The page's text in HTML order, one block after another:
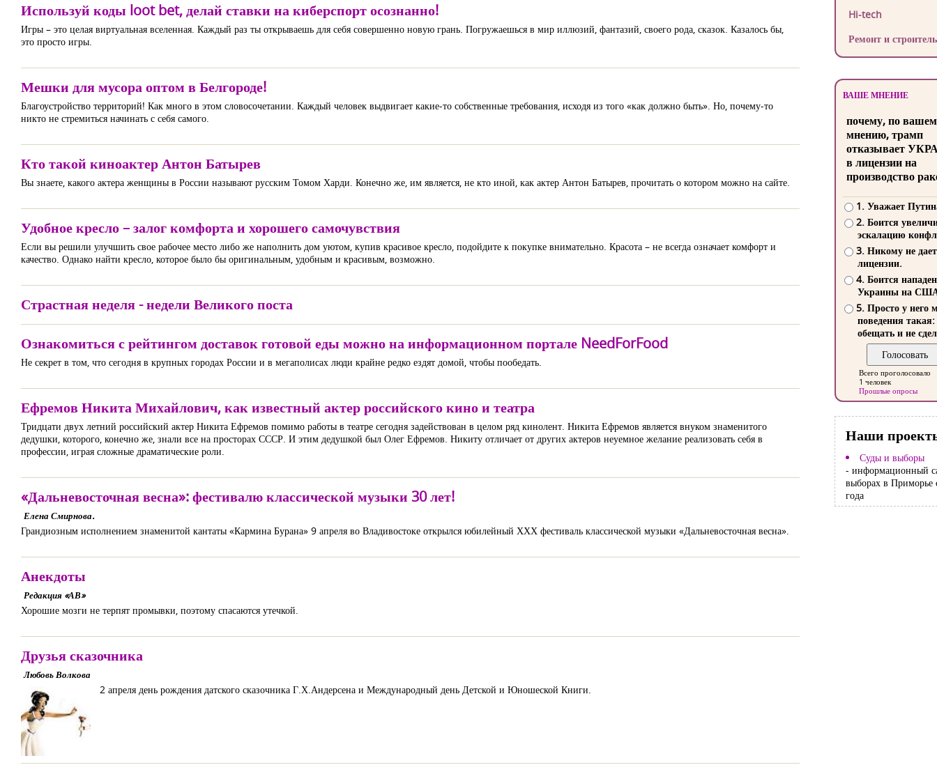
Используй коды loot bet, делай ставки на киберспорт осознанно!
Игры – это целая виртуальная вселенная. Каждый раз ты открываешь для себя совершенно новую грань. Погружаешься в мир иллюзий, фантазий, своего рода, сказок. Казалось бы,
это просто игры.
Мешки для мусора оптом в Белгороде!
Благоустройство территорий! Как много в этом словосочетании. Каждый человек выдвигает какие-то собственные требования, исходя из того «как должно быть». Но, почему-то
никто не стремиться начинать с себя самого.
Кто такой киноактер Антон Батырев
Вы знаете, какого актера женщины в России называют русским Томом Харди. Конечно же, им является, не кто иной, как актер Антон Батырев, прочитать о котором можно на сайте.
Удобное кресло – залог комфорта и хорошего самочувствия
Если вы решили улучшить свое рабочее место либо же наполнить дом уютом, купив красивое кресло, подойдите к покупке внимательно. Красота – не всегда означает комфорт и
качество. Однако найти кресло, которое было бы оригинальным, удобным и красивым, возможно.
Страстная неделя - недели Великого поста
Ознакомиться с рейтингом доставок готовой еды можно на информационном портале NeedForFood
Не секрет в том, что сегодня в крупных городах России и в мегаполисах люди крайне редко ездят домой, чтобы пообедать.
Ефремов Никита Михайлович, как известный актер российского кино и театра
Тридцати двух летний российский актер Никита Ефремов помимо работы в театре сегодня задействован в целом ряд кинолент. Никита Ефремов является внуком знаменитого
дедушки, которого, конечно же, знали все на просторах СССР. И этим дедушкой был Олег Ефремов. Никиту отличает от других актеров неуемное желание реализовать себя в
профессии, играя сложные драматические роли.
«Дальневосточная весна»: фестивалю классической музыки 30 лет!
Елена Смирнова.
Грандиозным исполнением знаменитой кантаты «Кармина Бурана» 9 апреля во Владивостоке открылся юбилейный ХХХ фестиваль классической музыки «Дальневосточная весна».
Анекдоты
Редакция «АВ»
Хорошие мозги не терпят промывки, поэтому спасаются утечкой.
Друзья сказочника
Любовь Волкова
2 апреля день рождения датского сказочника Г.Х.Андерсена и Международный день Детской и Юношеской Книги.
Hi-tech
Ремонт и
ВАШЕ МНЕНИЕ
почему, по
мнению, трамп
отказывает
в лицензии на
производство
1. Уважает
2. Боится
эскалацию
3. Никому не
лицензии.
4. Боится
Украины на
5. Просто у него
поведения такая:
обещать и не
Всего проголосовало
1 человек
Прошлые опросы
Наши
Суды и выборы
- информационный
выборах в Приморье
года